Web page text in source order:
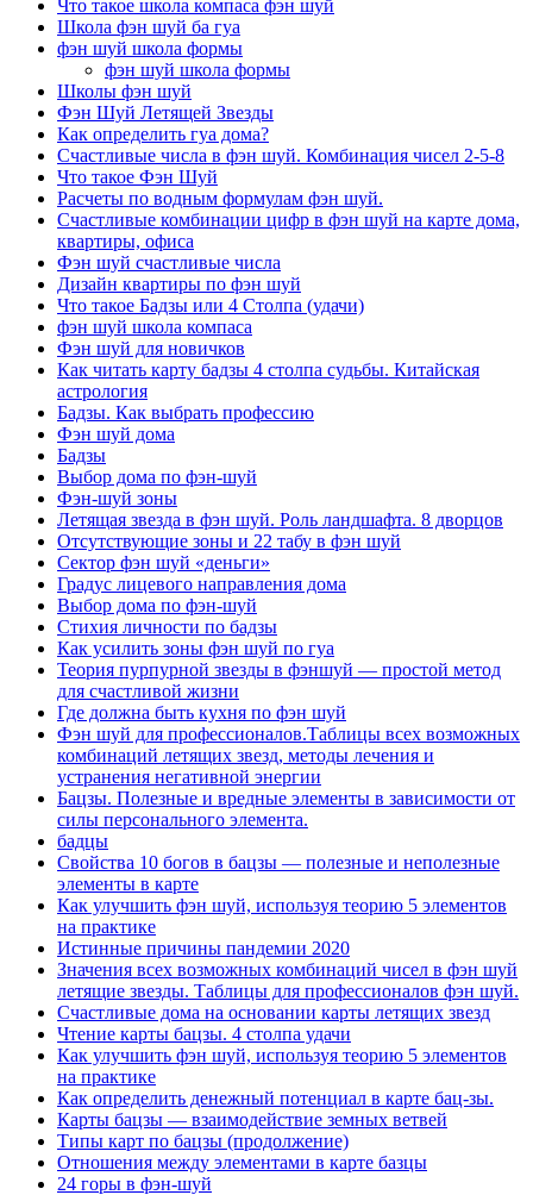
Что такое школа компаса фэн шуй
Школа фэн шуй ба гуа
фэн шуй школа формы
фэн шуй школа формы
Школы фэн шуй
Фэн Шуй Летящей Звезды
Как определить гуа дома?
Счастливые числа в фэн шуй. Комбинация чисел 2-5-8
Что такое Фэн Шуй
Расчеты по водным формулам фэн шуй.
Счастливые комбинации цифр в фэн шуй на карте дома,
квартиры, офиса
Фэн шуй счастливые числа
Дизайн квартиры по фэн шуй
Что такое Бадзы или 4 Столпа (удачи)
фэн шуй школа компаса
Фэн шуй для новичков
Как читать карту бадзы 4 столпа судьбы. Китайская
астрология
Бадзы. Как выбрать профессию
Фэн шуй дома
Бадзы
Выбор дома по фэн-шуй
Фэн-шуй зоны
Летящая звезда в фэн шуй. Роль ландшафта. 8 дворцов
Отсутствующие зоны и 22 табу в фэн шуй
Сектор фэн шуй «деньги»
Градус лицевого направления дома
Выбор дома по фэн-шуй
Стихия личности по бадзы
Как усилить зоны фэн шуй по гуа
Теория пурпурной звезды в фэншуй — простой метод
для счастливой жизни
Где должна быть кухня по фэн шуй
Фэн шуй для профессионалов.Таблицы всех возможных
комбинаций летящих звезд, методы лечения и
устранения негативной энергии
Бацзы. Полезные и вредные элементы в зависимости от
силы персонального элемента.
бадцы
Свойства 10 богов в бацзы — полезные и неполезные
элементы в карте
Как улучшить фэн шуй, используя теорию 5 элементов
на практике
Истинные причины пандемии 2020
Значения всех возможных комбинаций чисел в фэн шуй
летящие звезды. Таблицы для профессионалов фэн шуй.
Счастливые дома на основании карты летящих звезд
Чтение карты бацзы. 4 столпа удачи
Как улучшить фэн шуй, используя теорию 5 элементов
на практике
Как определить денежный потенциал в карте бац-зы.
Карты бацзы — взаимодействие земных ветвей
Типы карт по бацзы (продолжение)
Отношения между элементами в карте базцы
24 горы в фэн-шуй